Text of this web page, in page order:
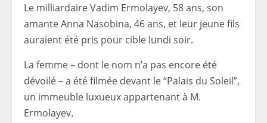
Le milliardaire Vadim Ermolayev, 58 ans, son
amante Anna Nasobina, 46 ans, et leur jeune fils
auraient été pris pour cible lundi soir.
La femme – dont le nom n’a pas encore été
dévoilé – a été filmée devant le “Palais du Soleil”,
un immeuble luxueux appartenant à M.
Ermolayev.